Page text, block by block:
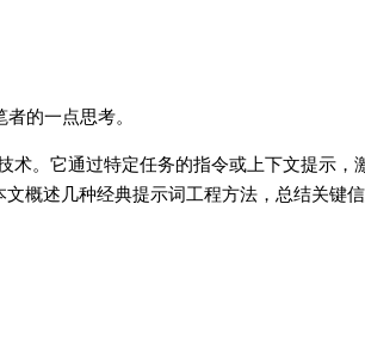
的一点思考。
。它通过特定任务的指令或上下文提示，
概述几种经典提示词工程方法，总结关键